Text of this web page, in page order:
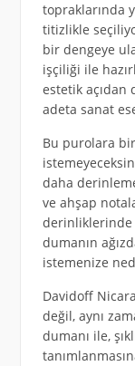
topraklarında
titizlikle
bir dengeye
işçiliği ile
estetik
adeta sanat
Bu purolara
daha
ve ahşap
derinliklerinde
dumanın
istemenize
Davidoff
değil, aynı
dumanı ile,